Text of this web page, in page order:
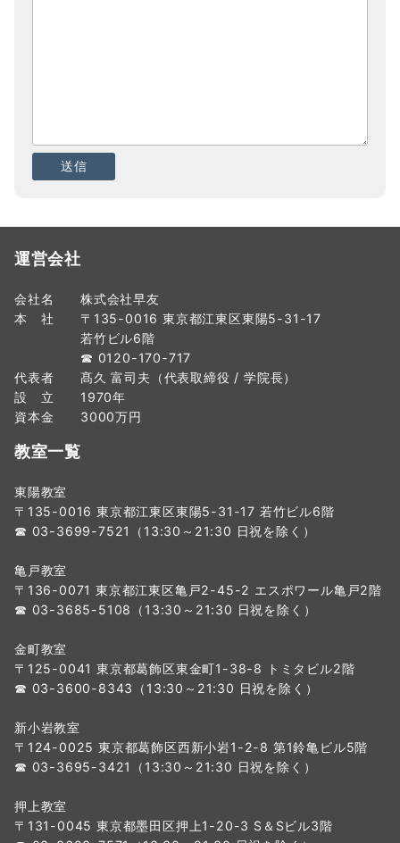
運営会社
会社名 株式会社早友
本 社 〒135-0016 東京都江東区東陽5-31-17
若竹ビル6階
☎ 0120-170-717
代表者 髙久 富司夫（代表取締役 / 学院長）
設 立 1970年
資本金 3000万円
教室一覧
東陽教室
〒135-0016 東京都江東区東陽5-31-17 若竹ビル6階
☎ 03-3699-7521（13:30～21:30 日祝を除く）
亀戸教室
〒136-0071 東京都江東区亀戸2-45-2 エスポワール亀戸2階
☎ 03-3685-5108（13:30～21:30 日祝を除く）
金町教室
〒125-0041 東京都葛飾区東金町1-38-8 トミタビル2階
☎ 03-3600-8343（13:30～21:30 日祝を除く）
新小岩教室
〒124-0025 東京都葛飾区西新小岩1-2-8 第1鈴亀ビル5階
☎ 03-3695-3421（13:30～21:30 日祝を除く）
押上教室
〒131-0045 東京都墨田区押上1-20-3 S＆Sビル3階